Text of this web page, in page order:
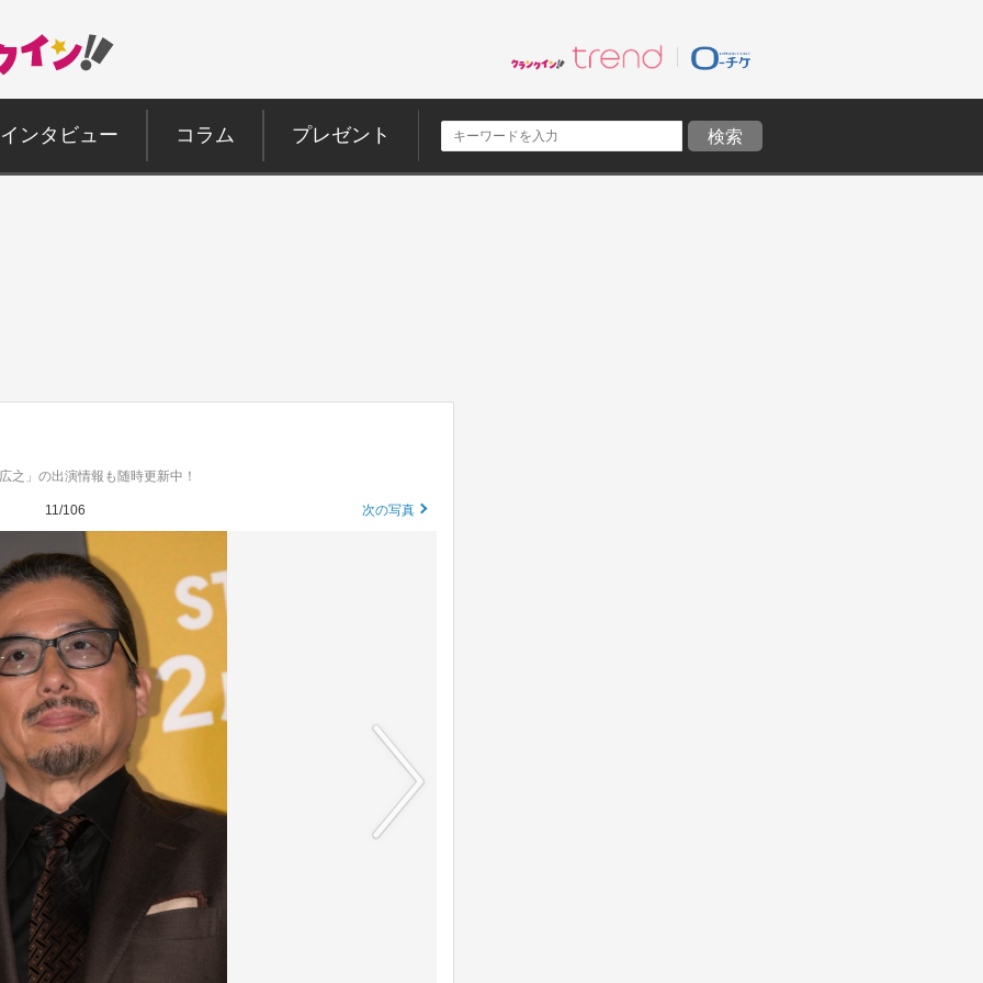
インタビュー コラム プレゼント
之」の出演情報も随時更新中！
11/106 次の写真